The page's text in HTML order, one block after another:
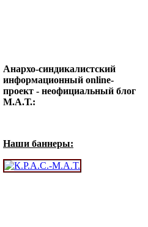
Анархо-синдикалистский
информационный online-
проект - неофициальный блог
М.А.Т.:
Наши баннеры: